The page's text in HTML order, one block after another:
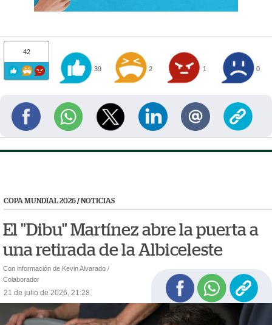
42
39 2 1 0
COPA MUNDIAL 2026/ NOTICIAS
El "Dibu" Martínez abre la puerta a
una retirada de la Albiceleste
Con información de Kevin Alvarado /
Colaborador
21 de julio de 2026, 21:28